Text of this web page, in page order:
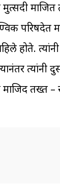
होते.
त्यांनी
तख्त –